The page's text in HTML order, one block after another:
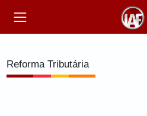
Reforma Tributária